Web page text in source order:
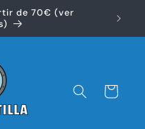
de 70€ (ver
Carrito